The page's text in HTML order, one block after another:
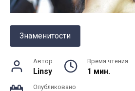
Знаменитости
Автор
Linsy
Время чтения
1 мин.
Опубликовано